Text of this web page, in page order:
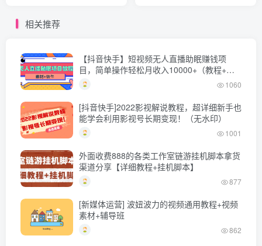
相关推荐
【抖音快手】短视频无人直播助眠赚钱项
目，简单操作轻松月收入10000+（教程+素
材+软件）
1060
[抖音快手]2022影视解说教程，超详细新手也
能学会利用影视号长期变现！（无水印）
1001
外面收费888的各类工作室链游挂机脚本拿货
渠道分享【详细教程+挂机脚本】
877
[新媒体运营] 波妞波力的视频通用教程+视频
素材+辅导班
862